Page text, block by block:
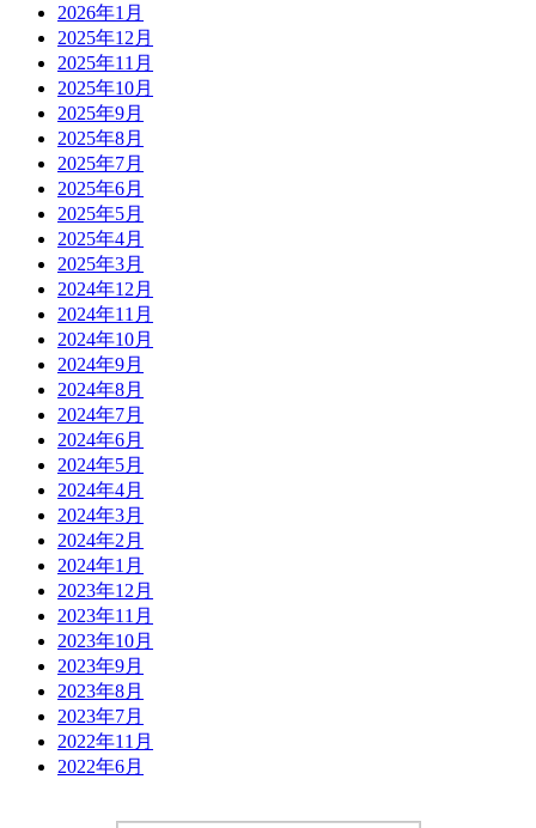
2026年1月
2025年12月
2025年11月
2025年10月
2025年9月
2025年8月
2025年7月
2025年6月
2025年5月
2025年4月
2025年3月
2024年12月
2024年11月
2024年10月
2024年9月
2024年8月
2024年7月
2024年6月
2024年5月
2024年4月
2024年3月
2024年2月
2024年1月
2023年12月
2023年11月
2023年10月
2023年9月
2023年8月
2023年7月
2022年11月
2022年6月